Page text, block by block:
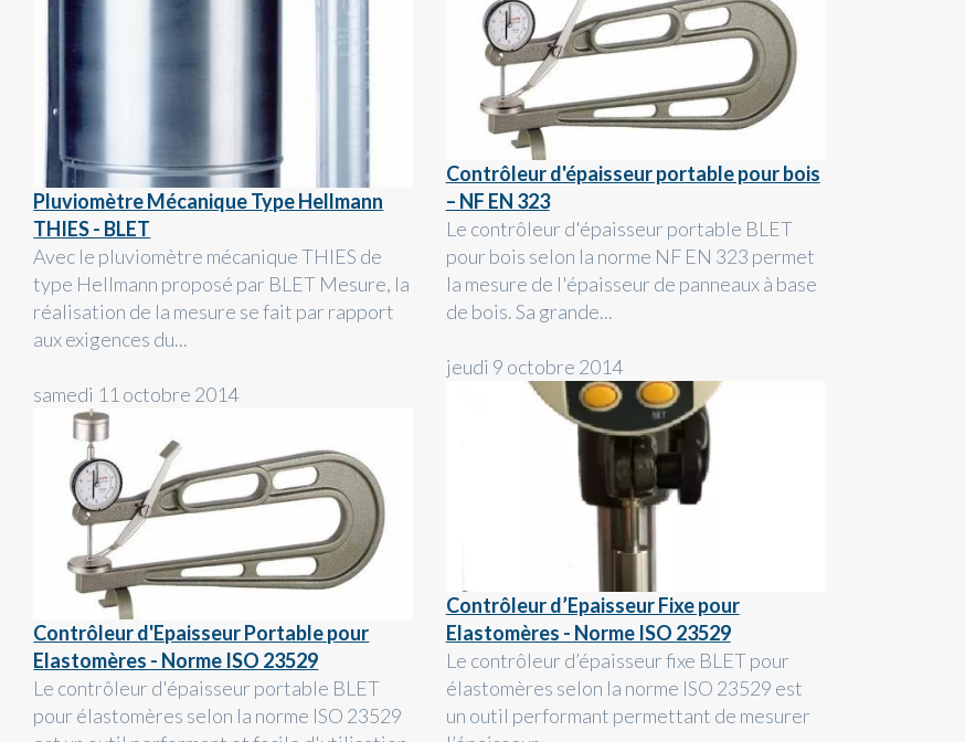
Pluviomètre Mécanique Type Hellmann
THIES - BLET
Avec le pluviomètre mécanique THIES de
type Hellmann proposé par BLET Mesure, la
réalisation de la mesure se fait par rapport
aux exigences du...
samedi 11 octobre 2014
Contrôleur d'Epaisseur Portable pour
Elastomères - Norme ISO 23529
Le contrôleur d'épaisseur portable BLET
pour élastomères selon la norme ISO 23529
Contrôleur d'épaisseur portable pour bois
– NF EN 323
Le contrôleur d'épaisseur portable BLET
pour bois selon la norme NF EN 323 permet
la mesure de l'épaisseur de panneaux à base
de bois. Sa grande...
jeudi 9 octobre 2014
Contrôleur d’Epaisseur Fixe pour
Elastomères - Norme ISO 23529
Le contrôleur d’épaisseur fixe BLET pour
élastomères selon la norme ISO 23529 est
un outil performant permettant de mesurer